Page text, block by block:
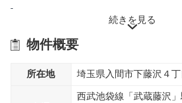
スーパー
ドラッグセイムス 入間下藤沢
続きを見る
物件概要
所在地 埼玉県入間市下藤沢４丁
西武池袋線「武蔵藤沢